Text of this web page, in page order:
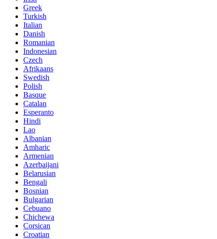
Greek
Turkish
Italian
Danish
Romanian
Indonesian
Czech
Afrikaans
Swedish
Polish
Basque
Catalan
Esperanto
Hindi
Lao
Albanian
Amharic
Armenian
Azerbaijani
Belarusian
Bengali
Bosnian
Bulgarian
Cebuano
Chichewa
Corsican
Croatian